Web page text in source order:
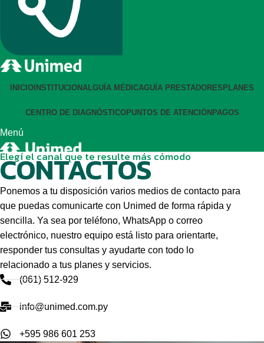
INICIO INSTITUCIONALGUÍA MÉDICAGUÍA PRESTADORES PLANES
CENTRO DE DIAGNÓSTICOPUNTOS DE ATENCIÓN PAGOS
Menú
Elegí el canal que te resulte más cómodo
CONTACTOS
Ponemos a tu disposición varios medios de contacto para
que puedas comunicarte con Unimed de forma rápida y
sencilla. Ya sea por teléfono, WhatsApp o correo
electrónico, nuestro equipo está listo para orientarte,
responder tus consultas y ayudarte con todo lo
relacionado a tus planes y servicios.
(061) 512-929
info@unimed.com.py
+595 986 601 253